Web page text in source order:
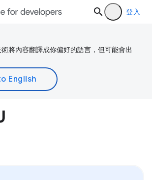
登入
將內容翻譯成你偏好的語言，但可能會出